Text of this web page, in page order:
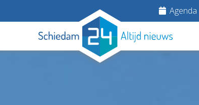
Agenda